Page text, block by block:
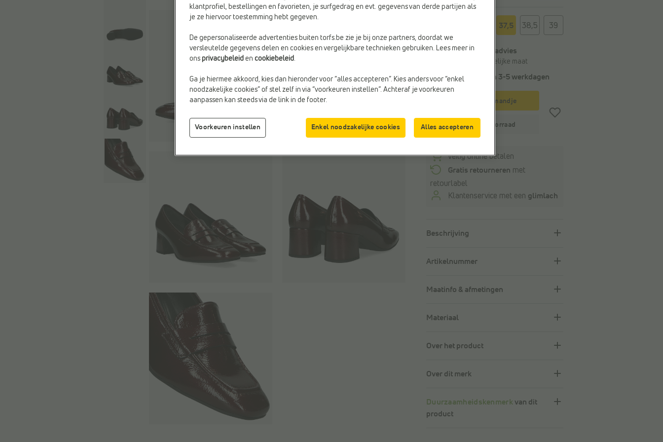
37,5 38,5 39
Algemeen maatadvies
Bestel je gebruikelijke maat
Levering binnen 3-5 werkdagen
In winkelmandje
Winkelvoorraad
Veilig online betalen
Gratis retourneren met
retourlabel
Klantenservice met een glimlach
Beschrijving
Artikelnummer
Maatinfo & afmetingen
Materiaal
Over het product
Over dit merk
Duurzaamheidskenmerk van dit
product
klantprofiel, bestellingen en favorieten, je surfgedrag en evt. gegevens van derde partijen als
je ze hiervoor toestemming hebt gegeven.
De gepersonaliseerde advertenties buiten torfs.be zie je bij onze partners, doordat we
versleutelde gegevens delen en cookies en vergelijkbare technieken gebruiken. Lees meer in
ons privacybeleid en cookiebeleid
Ga je hiermee akkoord, kies dan hieronder voor “alles accepteren”. Kies anders voor “enkel
noodzakelijke cookies” of stel zelf in via “voorkeuren instellen”. Achteraf je voorkeuren
aanpassen kan steeds via de link in de footer.
Voorkeuren instellen Enkel noodzakelijke cookies Alles accepteren